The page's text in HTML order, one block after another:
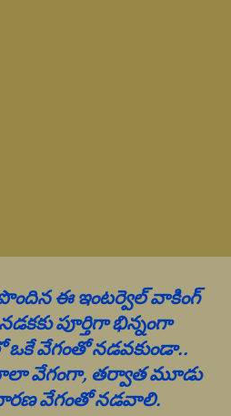
ఈ ఇంటర్వెల్ వాకింగ్
పూర్తిగా భిన్నంగా
ఒకే వేగంతో నడవకుండా..
వేగంగా, తర్వాత మూడు